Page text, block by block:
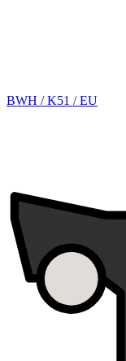
BWH / K51 / EU